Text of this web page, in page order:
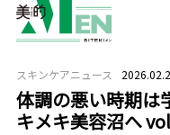
スキンケアニュース
体調の悪い時期は
キメキ美容沼へ